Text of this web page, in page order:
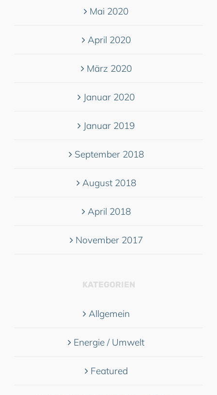
Mai 2020
April 2020
März 2020
Januar 2020
Januar 2019
September 2018
August 2018
April 2018
November 2017
KATEGORIEN
Allgemein
Energie / Umwelt
Featured